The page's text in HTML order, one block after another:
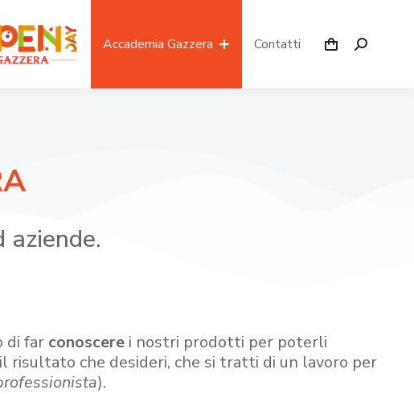
Accademia Gazzera Contatti
aziende.
di far conoscerei nostri prodotti per poterli
risultato che desideri, che si tratti di un lavoro per
).